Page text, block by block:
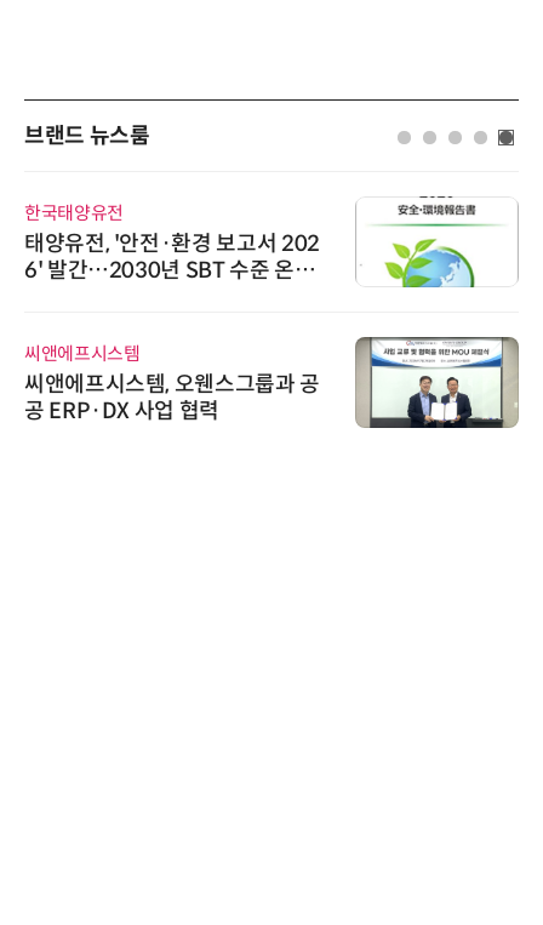
브랜드 뉴스룸
한국태양유전
태양유전, '안전·환경 보고서 202
6' 발간…2030년 SBT 수준 온실
씨앤에프시스템
씨앤에프시스템, 오웬스그룹과 공
공 ERP·DX 사업 협력